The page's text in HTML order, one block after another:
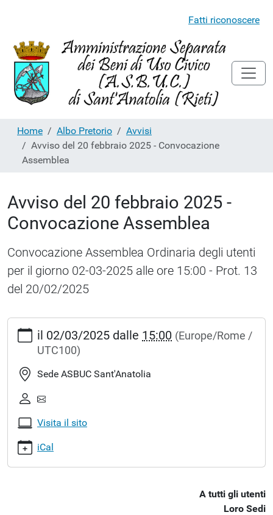
Fatti riconoscere
Home Albo Pretorio
Avvisi
Avviso del 20 febbraio 2025 - Convocazione
Assemblea
Avviso del 20 febbraio 2025 -
Convocazione Assemblea
Convocazione Assemblea Ordinaria degli utenti
per il giorno 02-03-2025 alle ore 15:00 - Prot. 13
del 20/02/2025
https://asbucsantanatolia.it/albo-
pretorio/avvisi/avviso-
20-
febbraio-
2025-
assemblea
Avviso
del
20
il 02/03/2025 dalle 15:00 (Europe/Rome /
UTC100)
Sede ASBUC Sant'Anatolia
Visita il sito
iCal
A tutti gli utenti
Loro Sedi